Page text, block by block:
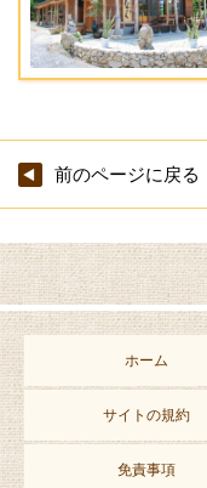
前のページに戻る
ホーム
サイトの規約
免責事項